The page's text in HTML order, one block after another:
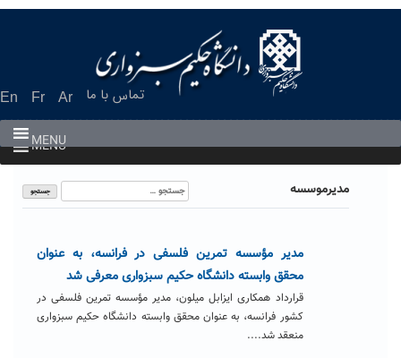
En Fr Ar تماس با ما
MENU
MENU
مدیرموسسه
جستجو
برای:
مدیر مؤسسه تمرین فلسفی در فرانسه، به عنوان
محقق وابسته دانشگاه حکیم سبزواری معرفی شد
قرارداد همکاری ایزابل میلون، مدیر مؤسسه تمرین فلسفی در
کشور فرانسه، به عنوان محقق وابسته دانشگاه حکیم سبزواری
منعقد شد....